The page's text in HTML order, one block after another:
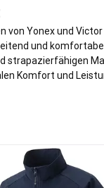
von Yonex und Victor
und
strapazierfähigen
Komfort und